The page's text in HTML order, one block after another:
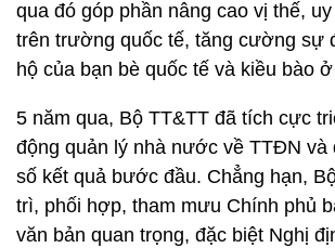
qua đó góp phần nâng cao vị thế,
trên trường quốc tế, tăng cường sự
hộ của bạn bè quốc tế và kiều bào
5 năm qua, Bộ TT&TT đã tích cực
động quản lý nhà nước về TTĐN và
số kết quả bước đầu. Chẳng hạn,
trì, phối hợp, tham mưu Chính phủ
văn bản quan trọng, đặc biệt Nghị